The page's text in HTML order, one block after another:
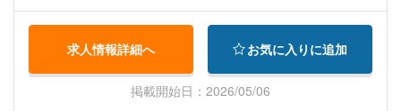
ど、主要な国際市場を特定し、ターゲットとす
る。 • 国際的な不動産エージェント、移転コンサ
ルタント、投資会社とのパートナーシップを構築
する。 • グローバルな不動産トレンド、購入者の
行動、市場機会を分析し、製品のポジショニング
求人情報詳細へ お気に入りに追加
掲載開始日：2026/05/06